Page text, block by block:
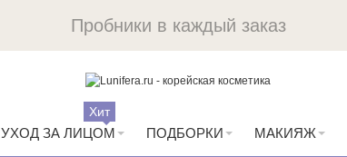
Пробники в каждый заказ
УХОД ЗА ЛИЦОМ
Хит
ПОДБОРКИ МАКИЯЖ